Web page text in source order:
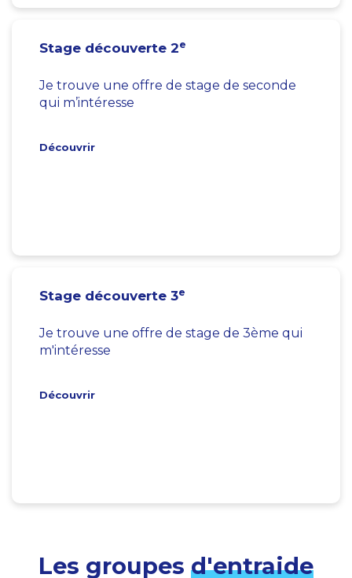
Stage découverte 2e
Je trouve une offre de stage de seconde
qui m’intéresse
Découvrir
Stage découverte 3e
Je trouve une offre de stage de 3ème qui
m'intéresse
Découvrir
Les groupes d'entraide